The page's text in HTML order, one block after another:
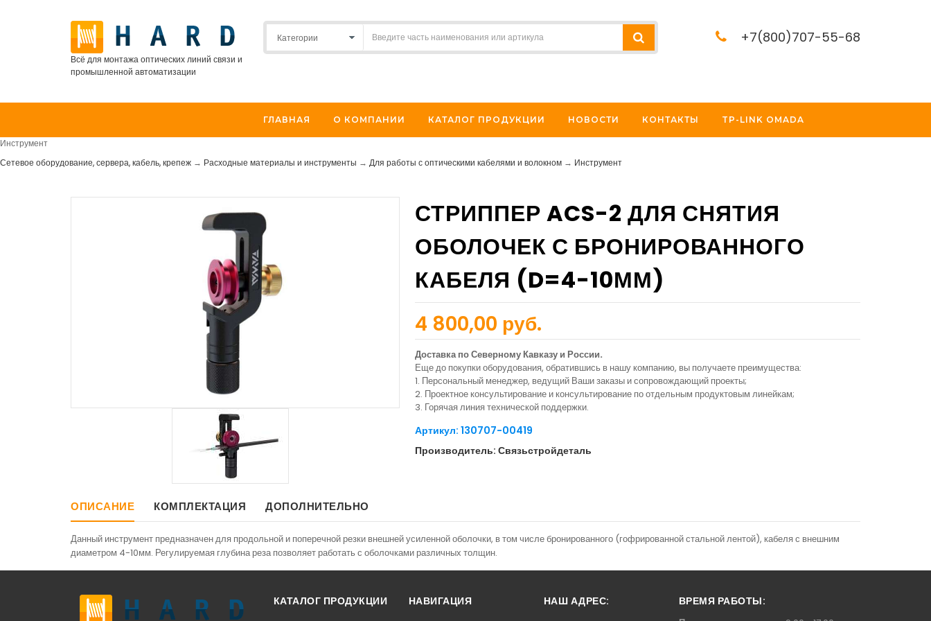
Всё для монтажа оптических линий связи и
промышленной автоматизации
+7(800)707-55-68
ГЛАВНАЯ О КОМПАНИИ КАТАЛОГ ПРОДУКЦИИ НОВОСТИ КОНТАКТЫ TP-LINK OMADA
Инструмент
Сетевое оборудование, сервера, кабель, крепеж → Расходные материалы и инструменты → Для работы с оптическими кабелями и волокном → Инструмент
СТРИППЕР ACS-2 ДЛЯ СНЯТИЯ
ОБОЛОЧЕК С БРОНИРОВАННОГО
КАБЕЛЯ (D=4-10ММ)
4 800,00 руб.
Доставка по Северному Кавказу и России.
Еще до покупки оборудования, обратившись в нашу компанию, вы получаете преимущества:
1. Персональный менеджер, ведущий Ваши заказы и сопровождающий проекты;
2. Проектное консультирование и консультирование по отдельным продуктовым линейкам;
3. Горячая линия технической поддержки.
Артикул: 130707-00419
Производитель: Связьстройдеталь
ОПИСАНИЕ КОМПЛЕКТАЦИЯ ДОПОЛНИТЕЛЬНО
Данный инструмент предназначен для продольной и поперечной резки внешней усиленной оболочки, в том числе бронированного (гофрированной стальной лентой), кабеля с внешним
диаметром 4-10мм. Регулируемая глубина реза позволяет работать с оболочками различных толщин.
КАТАЛОГ ПРОДУКЦИИ НАВИГАЦИЯ НАШ АДРЕС: ВРЕМЯ РАБОТЫ: